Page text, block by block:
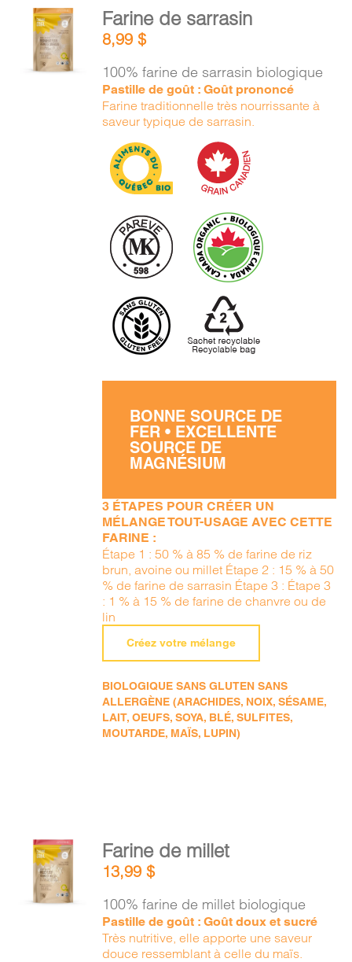
AJOUTER
AU
PANIER
Farine de sarrasin
8,99$
100% farine de sarrasin biologique
Pastille de goût : Goût prononcé
Farine traditionnelle très nourrissante à
saveur typique de sarrasin.
BONNE SOURCE DE
FER • EXCELLENTE
SOURCE DE
MAGNÉSIUM
3 ÉTAPES POUR CRÉER UN
MÉLANGE TOUT-USAGE AVEC CETTE
FARINE :
Étape 1 : 50 % à 85 % de farine de riz
brun, avoine ou millet Étape 2 : 15 % à 50
% de farine de sarrasin Étape 3 : Étape 3
: 1 % à 15 % de farine de chanvre ou de
lin
Créez votre mélange
BIOLOGIQUE SANS GLUTEN SANS
ALLERGÈNE (ARACHIDES, NOIX, SÉSAME,
LAIT, OEUFS, SOYA, BLÉ, SULFITES,
MOUTARDE, MAÏS, LUPIN)
AJOUTER
AU
PANIER
Farine de millet
13,99$
100% farine de millet biologique
Pastille de goût : Goût doux et sucré
Très nutritive, elle apporte une saveur
douce ressemblant à celle du maïs.